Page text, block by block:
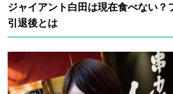
ジャイアント白田は現在食べない？
引退後とは